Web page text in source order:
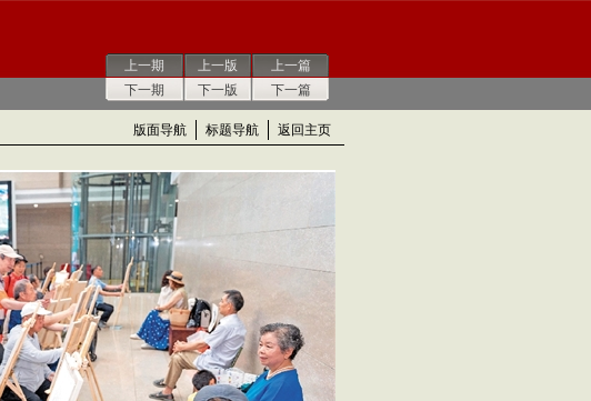
上一期
下一期
上一版
下一版
上一篇
下一篇
版面导航 标题导航 返回主页